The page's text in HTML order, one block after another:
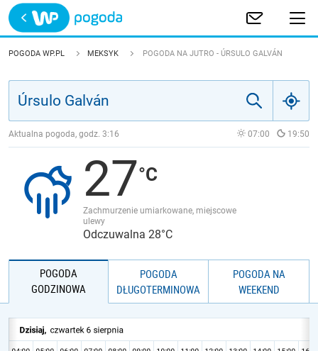
Trwa ładowanie
POLSKA
JAKOŚĆ POWIETRZA
POGODA WP.PL MEKSYK POGODA NA JUTRO - ÚRSULO GALVÁN
Aktualna pogoda, godz. 3:16 07:00 19:50
27
Zachmurzenie umiarkowane, miejscowe
ulewy
Odczuwalna 28°C
POGODA
GODZINOWA
POGODA
DŁUGOTERMINOWA
POGODA NA
WEEKEND